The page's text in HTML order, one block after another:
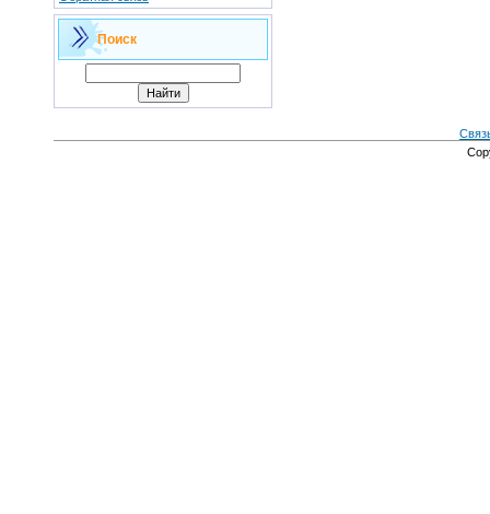
Поиск